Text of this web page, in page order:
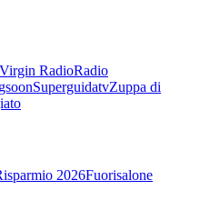
Virgin RadioRadio
SuperguidatvZuppa di
2026Fuorisalone